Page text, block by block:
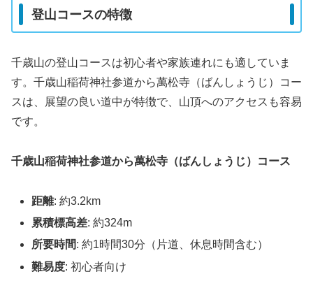
登山コースの特徴
千歳山の登山コースは初心者や家族連れにも適していま
す。千歳山稲荷神社参道から萬松寺（ばんしょうじ）コー
スは、展望の良い道中が特徴で、山頂へのアクセスも容易
です。
千歳山稲荷神社参道から萬松寺（ばんしょうじ）コース
距離: 約3.2km
累積標高差: 約324m
所要時間: 約1時間30分（片道、休息時間含む）
難易度: 初心者向け